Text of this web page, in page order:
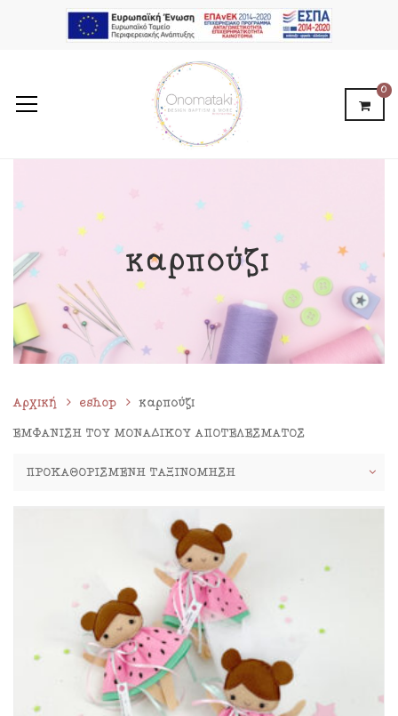
0
καρπούζι
Αρχική eshop καρπούζι
ΕΜΦΆΝΙΣΗ ΤΟΥ ΜΟΝΑΔΙΚΟΎ ΑΠΟΤΕΛΈΣΜΑΤΟΣ